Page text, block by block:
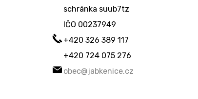
schránka suub7tz
IČO 00237949
+420 326 389 117
+420 724 075 276
obec@jabkenice.cz